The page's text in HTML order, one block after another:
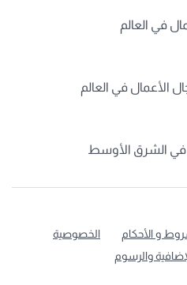
في العالم
الأعمال في العالم
الشرق الأوسط
و الأحكام
الخصوصية
والرسوم